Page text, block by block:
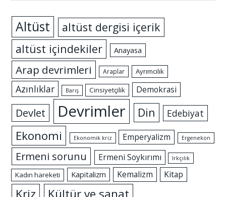
Altüst
altüst dergisi içerik
altüst içindekiler
Anayasa
Arap devrimleri Araplar Ayrımcılık
Azınlıklar Barış Cinsiyetçilik Demokrasi
Devlet Devrimler Din Edebiyat
Ekonomi Ekonomik kriz Emperyalizm Ergenekon
Ermeni sorunu Ermeni Soykırımı Irkçılık
Kadın hareketi Kapitalizm Kemalizm Kitap
Kriz Kültür ve sanat